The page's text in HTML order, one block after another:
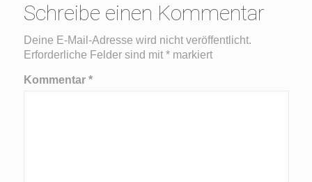
Schreibe einen Kommentar
Deine E-Mail-Adresse wird nicht veröffentlicht.
Erforderliche Felder sind mit *markiert
Kommentar *